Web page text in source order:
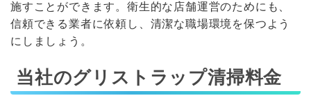
施すことができます。衛生的な店舗運営のためにも、
信頼できる業者に依頼し、清潔な職場環境を保つよう
にしましょう。
当社のグリストラップ清掃料金